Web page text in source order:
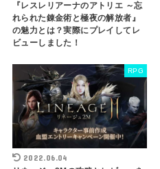
『レスレリアーナのアトリエ ～忘
れられた錬金術と極夜の解放者』
の魅力とは？実際にプレイしてレ
ビューしました！
RPG
2022.06.04